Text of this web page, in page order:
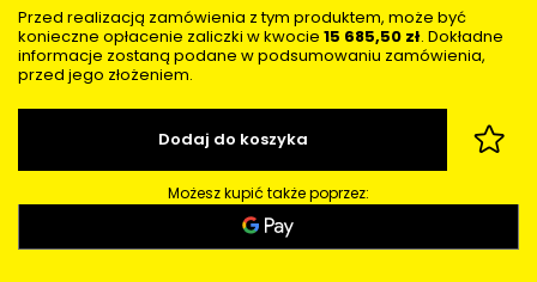
Przed realizacją zamówienia z tym produktem, może być
konieczne opłacenie zaliczki w kwocie 15 685,50 zł. Dokładne
informacje zostaną podane w podsumowaniu zamówienia,
przed jego złożeniem.
Dodaj do koszyka
Możesz kupić także poprzez: